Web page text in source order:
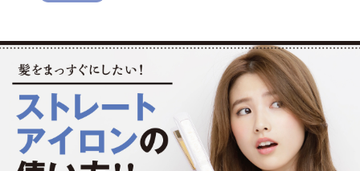
ABOUT US
SUPPORT